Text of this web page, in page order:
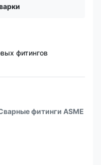
фитингов
фитинги ASME